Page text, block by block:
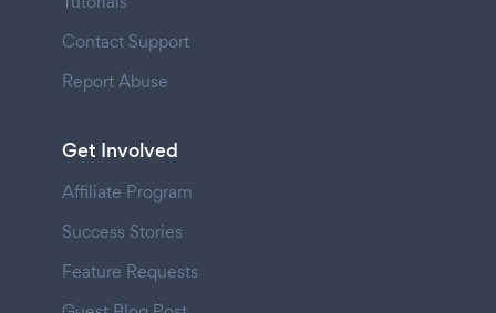
Contact Support
Report Abuse
Get Involved
Affiliate Program
Success Stories
Feature Requests